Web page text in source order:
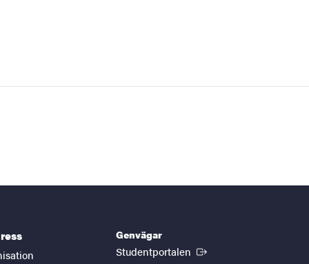
Genvägar
Studentportalen (Extern länk)